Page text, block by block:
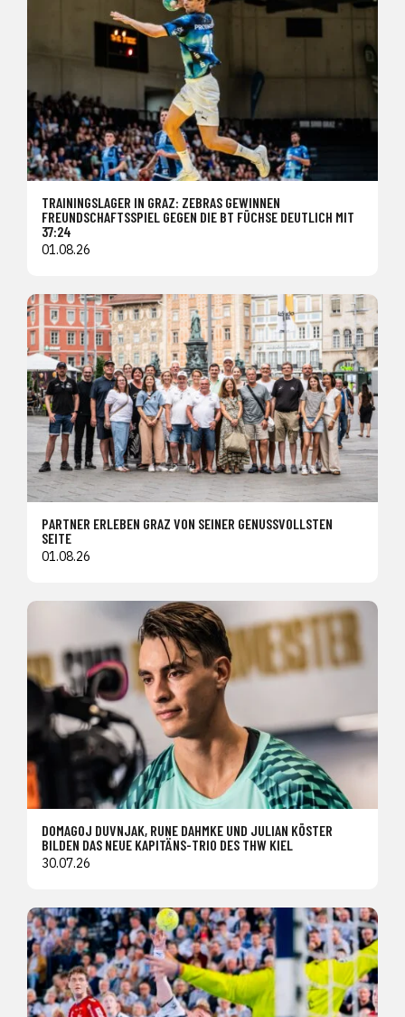
TRAININGSLAGER IN GRAZ: ZEBRAS GEWINNEN
FREUNDSCHAFTSSPIEL GEGEN DIE BT FÜCHSE DEUTLICH MIT
37:24
01.08.26
PARTNER ERLEBEN GRAZ VON SEINER GENUSSVOLLSTEN
SEITE
01.08.26
DOMAGOJ DUVNJAK, RUNE DAHMKE UND JULIAN KÖSTER
BILDEN DAS NEUE KAPITÄNS-TRIO DES THW KIEL
30.07.26